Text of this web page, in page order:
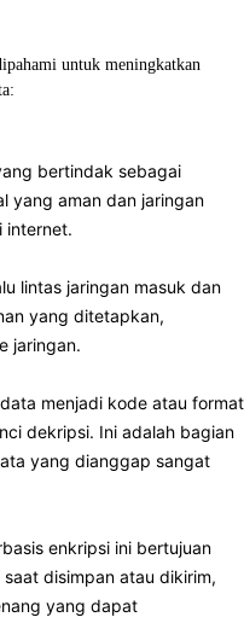
untuk meningkatkan
bertindak sebagai
yang aman dan jaringan
internet.
lintas jaringan masuk dan
yang ditetapkan,
jaringan.
menjadi kode atau format
dekripsi. Ini adalah bagian
yang dianggap sangat
enkripsi ini bertujuan
disimpan atau dikirim,
yang dapat